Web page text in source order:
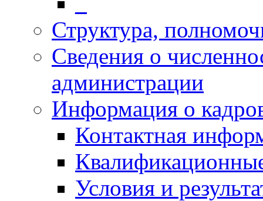
Структура,
Сведения о
администрации
Информация о
Контактная
Условия и